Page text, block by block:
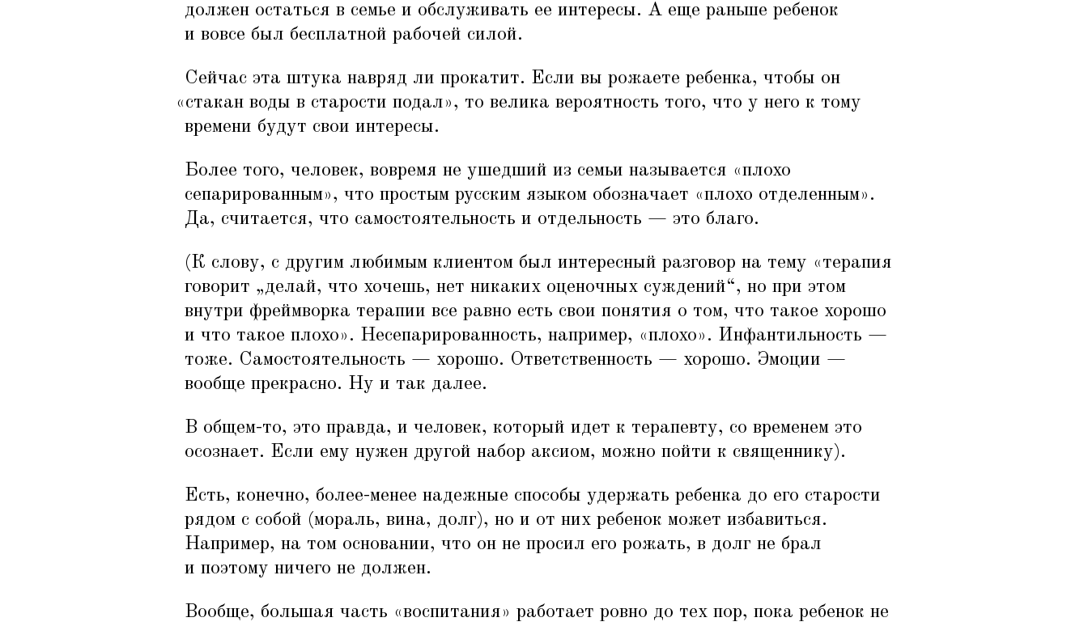
должен остаться в семье и обслуживать ее интересы. А еще раньше ребенок
и вовсе был бесплатной рабочей силой.
Сейчас эта штука навряд ли прокатит. Если вы рожаете ребенка, чтобы он
«стакан воды в старости подал», то велика вероятность того, что у него к тому
времени будут свои интересы.
Более того, человек, вовремя не ушедший из семьи называется «плохо
сепарированным», что простым русским языком обозначает «плохо отделенным».
Да, считается, что самостоятельность и отдельность — это благо.
(К слову, с другим любимым клиентом был интересный разговор на тему «терапия
говорит „делай, что хочешь, нет никаких оценочных суждений“, но при этом
внутри фреймворка терапии все равно есть свои понятия о том, что такое хорошо
и что такое плохо». Несепарированность, например, «плохо». Инфантильность —
тоже. Самостоятельность — хорошо. Ответственность — хорошо. Эмоции —
вообще прекрасно. Ну и так далее.
В общем-то, это правда, и человек, который идет к терапевту, со временем это
осознает. Если ему нужен другой набор аксиом, можно пойти к священнику).
Есть, конечно, более-менее надежные способы удержать ребенка до его старости
рядом с собой (мораль, вина, долг), но и от них ребенок может избавиться.
Например, на том основании, что он не просил его рожать, в долг не брал
и поэтому ничего не должен.
Вообще, большая часть «воспитания» работает ровно до тех пор, пока ребенок не